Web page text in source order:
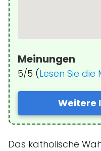
Meinungen
5/5 (Lesen Sie die
Weitere
Das katholische